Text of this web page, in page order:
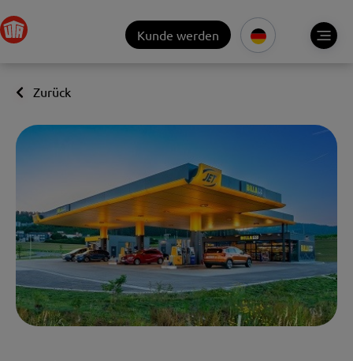
Kunde werden
Zurück